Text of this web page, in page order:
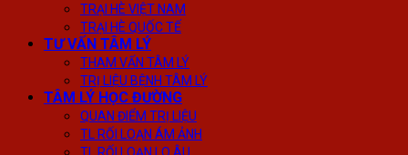
TRẠI HÈ VIỆT NAM
TRẠI HÈ QUỐC TẾ
TƯ VẤN TÂM LÝ
THAM VẤN TÂM LÝ
TRỊ LIỆU BỆNH TÂM LÝ
TÂM LÝ HỌC ĐƯỜNG
QUAN ĐIỂM TRỊ LIỆU
TL RỐI LOẠN ÁM ẢNH